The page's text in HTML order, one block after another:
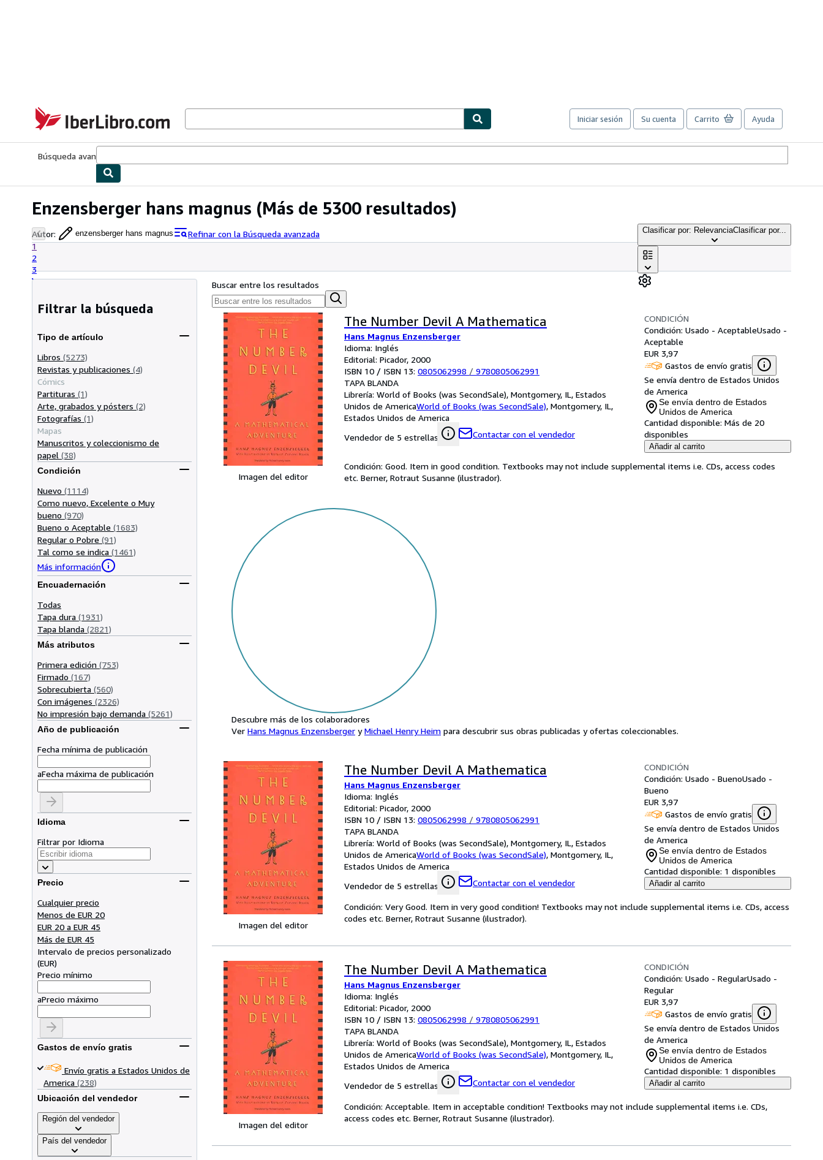
IberLibro.com
Iniciar sesión Su cuenta Carrito Ayuda
Búsqueda avanzada
Enzensberger hans magnus (Más de 5300 resultados)
Autor: enzensberger hans magnus
Refinar con la Búsqueda avanzada
1
2
3
Clasificar por: RelevanciaClasificar por...
Filtrar la búsqueda
Tipo de artículo
Libros (5273)
Revistas y publicaciones (4)
Cómics
Partituras (1)
Arte, grabados y pósters (2)
Fotografías (1)
Mapas
Manuscritos y coleccionismo de
papel (38)
Condición
Nuevo (1114)
Como nuevo, Excelente o Muy
bueno (970)
Bueno o Aceptable (1683)
Regular o Pobre (91)
Tal como se indica (1461)
Más información
Encuadernación
Todas
Tapa dura (1931)
Tapa blanda (2821)
Más atributos
Primera edición (753)
Firmado (167)
Sobrecubierta (560)
Con imágenes (2326)
No impresión bajo demanda (5261)
Año de publicación
Fecha mínima de publicación
aFecha máxima de publicación
Idioma
Filtrar por Idioma
Precio
Cualquier precio
Menos de EUR 20
EUR 20 a EUR 45
Más de EUR 45
Intervalo de precios personalizado
(EUR)
Precio mínimo
aPrecio máximo
Gastos de envío gratis
Envío gratis a Estados Unidos de
America (238)
Ubicación del vendedor
Región del vendedor
País del vendedor
Buscar entre los resultados
Imagen del editor
The Number Devil A Mathematica
Hans Magnus Enzensberger
Idioma: Inglés
Editorial: Picador, 2000
ISBN 10 / ISBN 13: 0805062998 / 9780805062991
TAPA BLANDA
Librería: World of Books (was SecondSale), Montgomery, IL, Estados
Unidos de AmericaWorld of Books (was SecondSale), Montgomery, IL,
Estados Unidos de America
Vendedor de 5 estrellas
Contactar con el vendedor
CONDICIÓN
Condición: Usado - AceptableUsado -
Aceptable
EUR 3,97
Gastos de envío gratis
Se envía dentro de Estados Unidos
de America
Se envía dentro de Estados
Unidos de America
Cantidad disponible: Más de 20
disponibles
Añadir al carrito
Condición: Good. Item in good condition. Textbooks may not include supplemental items i.e. CDs, access codes
etc. Berner, Rotraut Susanne (ilustrador).
Descubre más de los colaboradores
Ver Hans Magnus Enzensberger yMichael Henry Heim para descubrir sus obras publicadas y ofertas coleccionables.
Imagen del editor
The Number Devil A Mathematica
Hans Magnus Enzensberger
Idioma: Inglés
Editorial: Picador, 2000
ISBN 10 / ISBN 13: 0805062998 / 9780805062991
TAPA BLANDA
Librería: World of Books (was SecondSale), Montgomery, IL, Estados
Unidos de AmericaWorld of Books (was SecondSale), Montgomery, IL,
Estados Unidos de America
Vendedor de 5 estrellas
Contactar con el vendedor
CONDICIÓN
Condición: Usado - BuenoUsado -
Bueno
EUR 3,97
Gastos de envío gratis
Se envía dentro de Estados Unidos
de America
Se envía dentro de Estados
Unidos de America
Cantidad disponible: 1 disponibles
Añadir al carrito
Condición: Very Good. Item in very good condition! Textbooks may not include supplemental items i.e. CDs, access
codes etc. Berner, Rotraut Susanne (ilustrador).
Imagen del editor
The Number Devil A Mathematica
Hans Magnus Enzensberger
Idioma: Inglés
Editorial: Picador, 2000
ISBN 10 / ISBN 13: 0805062998 / 9780805062991
TAPA BLANDA
Librería: World of Books (was SecondSale), Montgomery, IL, Estados
Unidos de AmericaWorld of Books (was SecondSale), Montgomery, IL,
Estados Unidos de America
Vendedor de 5 estrellas
Contactar con el vendedor
CONDICIÓN
Condición: Usado - RegularUsado -
Regular
EUR 3,97
Gastos de envío gratis
Se envía dentro de Estados Unidos
de America
Se envía dentro de Estados
Unidos de America
Cantidad disponible: 1 disponibles
Añadir al carrito
Condición: Acceptable. Item in acceptable condition! Textbooks may not include supplemental items i.e. CDs,
access codes etc. Berner, Rotraut Susanne (ilustrador).